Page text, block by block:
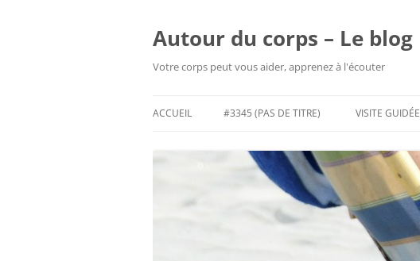
Autour du corps – Le blog
Votre corps peut vous aider, apprenez à l'écouter
ACCUEIL #3345 (PAS DE TITRE) VISITE GUIDÉE